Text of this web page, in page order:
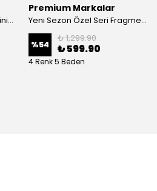
Yeni Sezon Classic Çizgili Mini Logo Basic Triko T-shirt
Premium Markalar
Yeni Sezon Özel Seri Fragmented Print Logo T-shirt
%54
₺ 1,299.90
₺ 599.90
4 Renk 5 Beden